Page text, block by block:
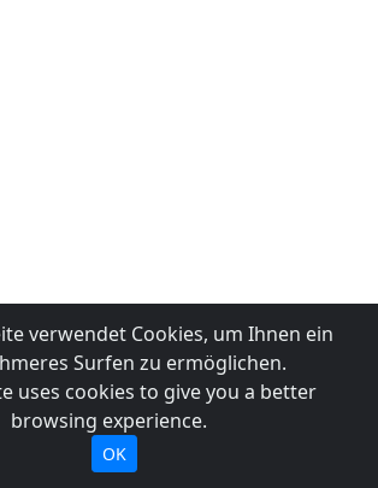
verwendet Cookies, um Ihnen ein
Surfen zu ermöglichen.
uses cookies to give you a better
browsing experience.
OK